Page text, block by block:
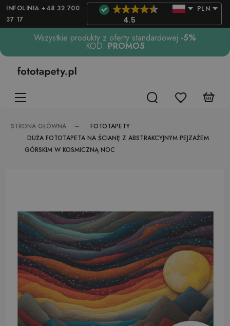
INFOLINIA +48 32 700
37 17
4.5
PLN
Wszystkie produkty z oferty standardowej -5%
KOD: PROMO5
STRONA GŁÓWNA
FOTOTAPETY
DUŻA FOTOTAPETA NA ŚCIANĘ Z ABSTRAKCYJNYM PEJZAŻEM
GÓRSKIM W KOSMICZNĄ NOC